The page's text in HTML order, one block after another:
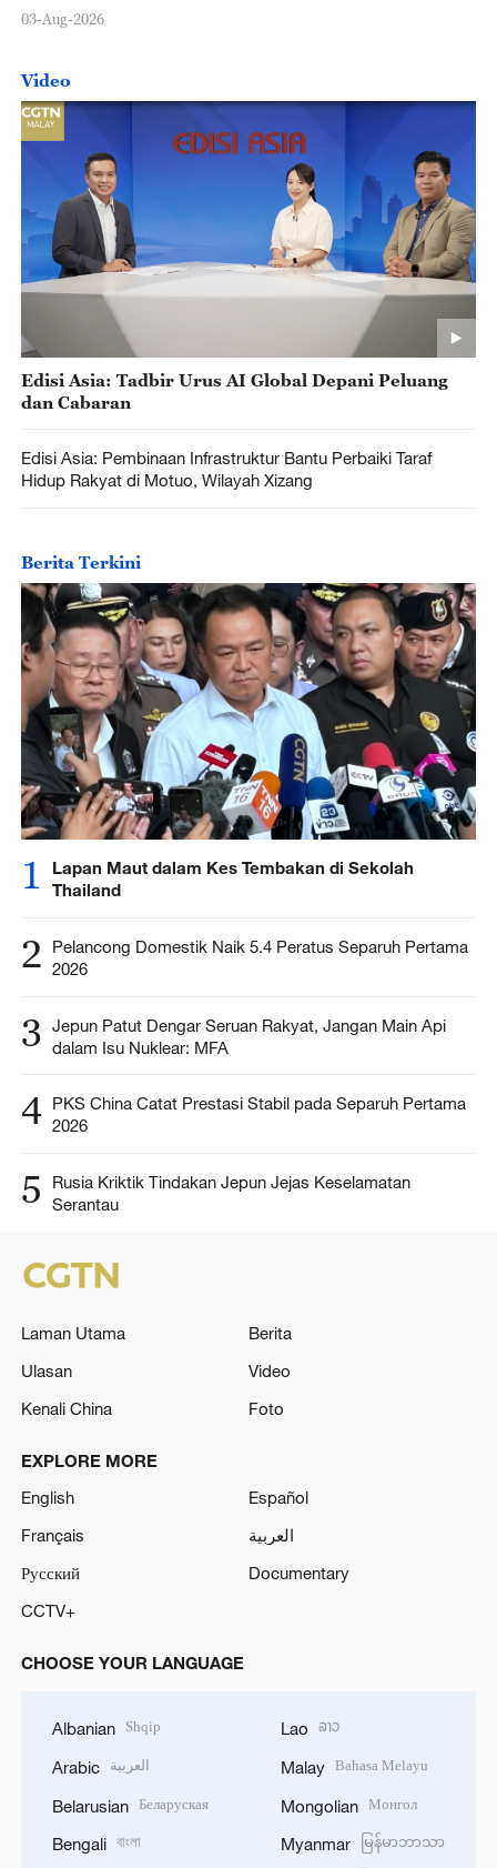
03-Aug-2026
Video
Edisi Asia: Tadbir Urus AI Global Depani Peluang
dan Cabaran
Edisi Asia: Pembinaan Infrastruktur Bantu Perbaiki Taraf
Hidup Rakyat di Motuo, Wilayah Xizang
Berita Terkini
1
Lapan Maut dalam Kes Tembakan di Sekolah
Thailand
2
Pelancong Domestik Naik 5.4 Peratus Separuh Pertama
2026
3 Jepun Patut Dengar Seruan Rakyat, Jangan Main Api
dalam Isu Nuklear: MFA
4 PKS China Catat Prestasi Stabil pada Separuh Pertama
2026
5
Rusia Kriktik Tindakan Jepun Jejas Keselamatan
Serantau
Laman Utama
Berita
Ulasan
Video
Kenali China
Foto
EXPLORE MORE
English
Español
Français
العربية
Русский
Documentary
CCTV+
CHOOSE YOUR LANGUAGE
Albanian Shqip
Arabic العربية
Belarusian Беларуская
Bengali বাংলা
Lao ລາວ
Malay Bahasa Melayu
Mongolian Монгол
Myanmar မြန်မာဘာသာ